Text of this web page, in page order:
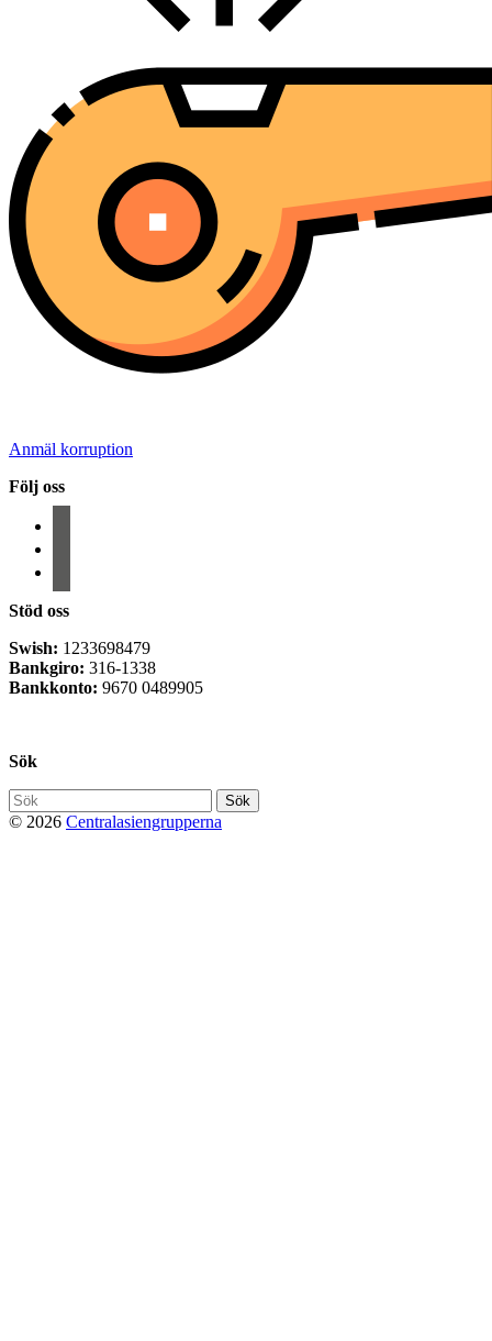
Anmäl korruption
Följ oss
alt
Stöd oss
Swish: 1233698479
Bankgiro: 316-1338
Bankkonto: 9670 0489905
Sök
Söka
efter...
© 2026 Centralasiengrupperna